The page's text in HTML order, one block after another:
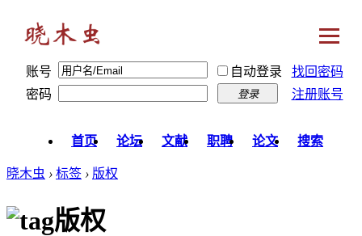
账号 自动登录
找回密码
密码
登录 注册账号
首页 论坛 文献 职聘 论文 搜索
晓木虫 › 标签 › 版权
版权